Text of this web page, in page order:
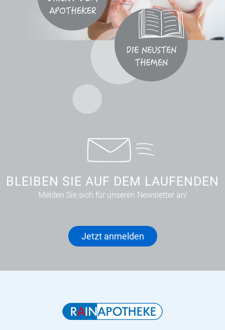
BLEIBEN SIE AUF DEM LAUFENDEN
Melden Sie sich für unseren Newsletter an!
Jetzt anmelden